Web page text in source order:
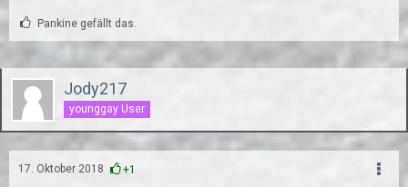
Pankine gefällt das.
Jody217
younggay User
17. Oktober 2018 +1